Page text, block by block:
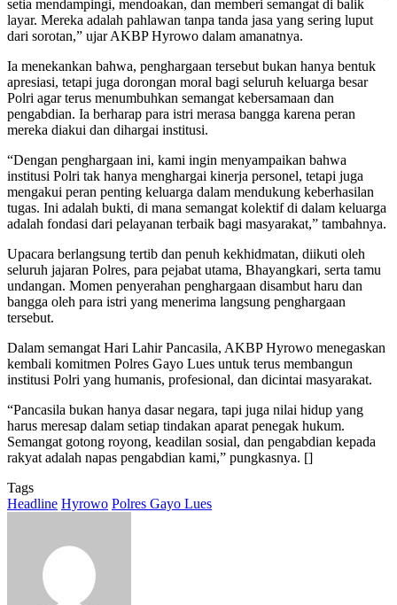
setia mendampingi, mendoakan, dan memberi semangat di balik
layar. Mereka adalah pahlawan tanpa tanda jasa yang sering luput
dari sorotan,” ujar AKBP Hyrowo dalam amanatnya.
Ia menekankan bahwa, penghargaan tersebut bukan hanya bentuk
apresiasi, tetapi juga dorongan moral bagi seluruh keluarga besar
Polri agar terus menumbuhkan semangat kebersamaan dan
pengabdian. Ia berharap para istri merasa bangga karena peran
mereka diakui dan dihargai institusi.
“Dengan penghargaan ini, kami ingin menyampaikan bahwa
institusi Polri tak hanya menghargai kinerja personel, tetapi juga
mengakui peran penting keluarga dalam mendukung keberhasilan
tugas. Ini adalah bukti, di mana semangat kolektif di dalam keluarga
adalah fondasi dari pelayanan terbaik bagi masyarakat,” tambahnya.
Upacara berlangsung tertib dan penuh kekhidmatan, diikuti oleh
seluruh jajaran Polres, para pejabat utama, Bhayangkari, serta tamu
undangan. Momen penyerahan penghargaan disambut haru dan
bangga oleh para istri yang menerima langsung penghargaan
tersebut.
Dalam semangat Hari Lahir Pancasila, AKBP Hyrowo menegaskan
kembali komitmen Polres Gayo Lues untuk terus membangun
institusi Polri yang humanis, profesional, dan dicintai masyarakat.
“Pancasila bukan hanya dasar negara, tapi juga nilai hidup yang
harus meresap dalam setiap tindakan aparat penegak hukum.
Semangat gotong royong, keadilan sosial, dan pengabdian kepada
rakyat adalah napas pengabdian kami,” pungkasnya. []
Tags
Headline Hyrowo Polres Gayo Lues